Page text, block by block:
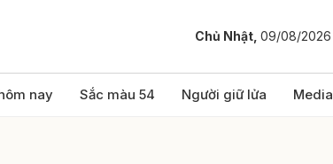
Chủ Nhật, 09/08/2026
nay Sắc màu 54 Người giữ lửa Media